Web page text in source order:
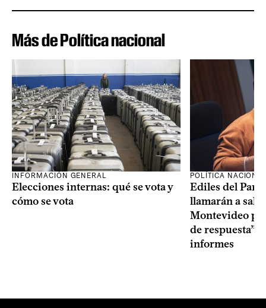
Más de Política nacional
INFORMACIÓN GENERAL
Elecciones internas: qué se vota y
cómo se vota
POLÍTICA
Ediles del
llamarán a sala
Montevideo
de respuesta”
informes